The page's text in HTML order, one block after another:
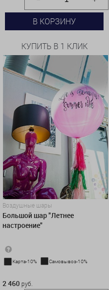
В КОРЗИНУ
КУПИТЬ В 1 КЛИК
Воздушные шары
Большой шар "Летнее
настроение"
Карта-10% Самовывоз-10%
2 460 руб.